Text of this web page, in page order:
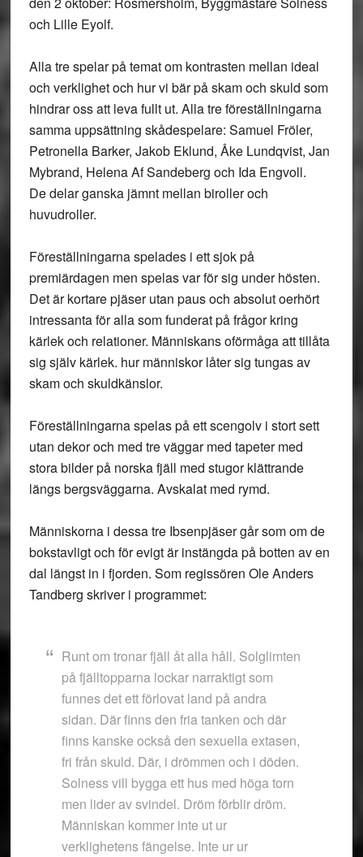
och Lille Eyolf.
Alla tre spelar på temat om kontrasten mellan ideal
och verklighet och hur vi bär på skam och skuld som
hindrar oss att leva fullt ut. Alla tre föreställningarna
samma uppsättning skådespelare: Samuel Fröler,
Petronella Barker, Jakob Eklund, Åke Lundqvist, Jan
Mybrand, Helena Af Sandeberg och Ida Engvoll.
De delar ganska jämnt mellan biroller och
huvudroller.
Föreställningarna spelades i ett sjok på
premiärdagen men spelas var för sig under hösten.
Det är kortare pjäser utan paus och absolut oerhört
intressanta för alla som funderat på frågor kring
kärlek och relationer. Människans oförmåga att tillåta
sig själv kärlek. hur människor låter sig tungas av
skam och skuldkänslor.
Föreställningarna spelas på ett scengolv i stort sett
utan dekor och med tre väggar med tapeter med
stora bilder på norska fjäll med stugor klättrande
längs bergsväggarna. Avskalat med rymd.
Människorna i dessa tre Ibsenpjäser går som om de
bokstavligt och för evigt är instängda på botten av en
dal längst in i fjorden. Som regissören Ole Anders
Tandberg skriver i programmet:
Runt om tronar fjäll åt alla håll. Solglimten
på fjälltopparna lockar narraktigt som
funnes det ett förlovat land på andra
sidan. Där finns den fria tanken och där
finns kanske också den sexuella extasen,
fri från skuld. Där, i drömmen och i döden.
Solness vill bygga ett hus med höga torn
men lider av svindel. Dröm förblir dröm.
Människan kommer inte ut ur
verklighetens fängelse. Inte ur ur